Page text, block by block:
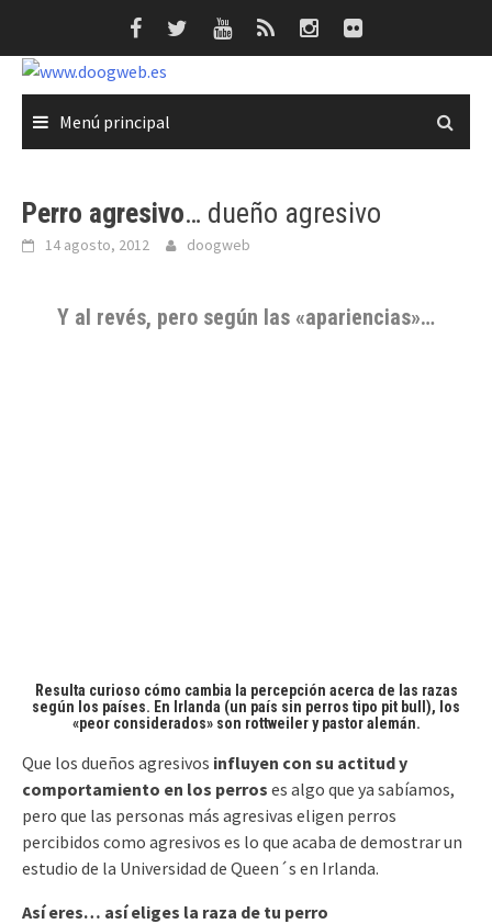
contenido
Menú principal
Perro agresivo… dueño agresivo
14 agosto, 2012 doogweb
Y al revés, pero según las «apariencias»…
Resulta curioso cómo cambia la percepción acerca de las razas
según los países. En Irlanda (un país sin perros tipo pit bull), los
«peor considerados» son rottweiler y pastor alemán.
Que los dueños agresivos influyen con su actitud y
comportamiento en los perros es algo que ya sabíamos,
pero que las personas más agresivas eligen perros
percibidos como agresivos es lo que acaba de demostrar un
estudio de la Universidad de Queen´s en Irlanda.
Así eres… así eliges la raza de tu perro